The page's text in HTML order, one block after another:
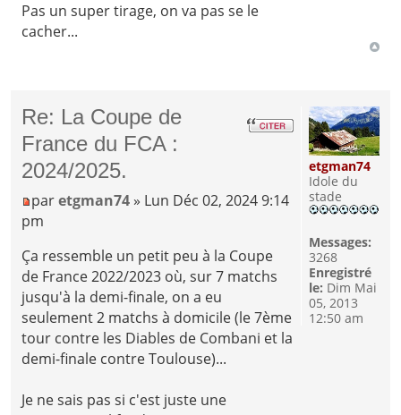
Pas un super tirage, on va pas se le
cacher...
Re: La Coupe de
France du FCA :
2024/2025.
paretgman74 » Lun Déc 02, 2024 9:14
pm
Ça ressemble un petit peu à la Coupe
de France 2022/2023 où, sur 7 matchs
jusqu'à la demi-finale, on a eu
seulement 2 matchs à domicile (le 7ème
tour contre les Diables de Combani et la
demi-finale contre Toulouse)...
Je ne sais pas si c'est juste une
etgman74
Idole du
stade
Messages:
3268
Enregistré
le: Dim Mai
05, 2013
12:50 am